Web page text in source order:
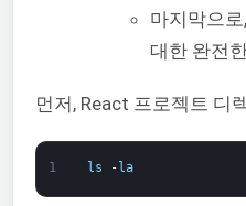
마지막으로,
대한 완전
먼저, React 프로젝트 디
1 ls -la